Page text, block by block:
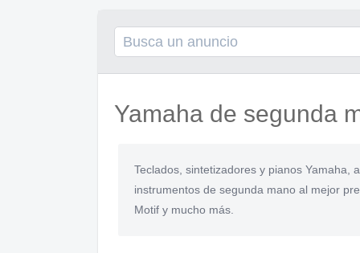
Yamaha de segunda
Teclados, sintetizadores y pianos Yamaha,
instrumentos de segunda mano al mejor
Motif y mucho más.